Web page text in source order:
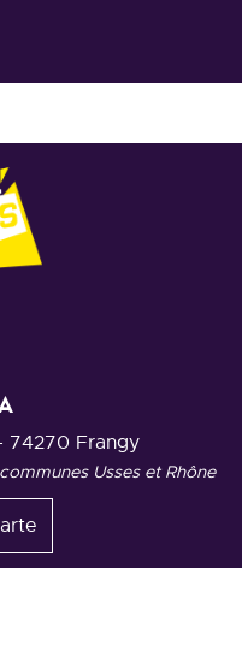
74270 Frangy
Usses et Rhône